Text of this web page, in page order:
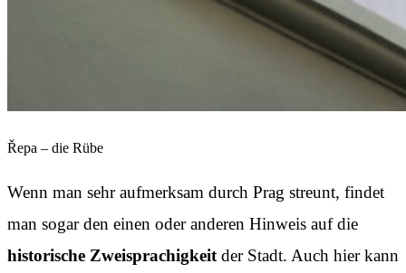
Řepa – die Rübe
Wenn man sehr aufmerksam durch Prag streunt, findet
man sogar den einen oder anderen Hinweis auf die
historische Zweisprachigkeit der Stadt. Auch hier kann